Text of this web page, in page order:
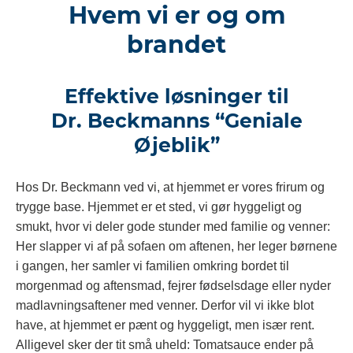
Hvem vi er og om
brandet
Effektive løsninger til
Dr. Beckmanns “Geniale
Øjeblik”
Hos Dr. Beckmann ved vi, at hjemmet er vores frirum og
trygge base. Hjemmet er et sted, vi gør hyggeligt og
smukt, hvor vi deler gode stunder med familie og venner:
Her slapper vi af på sofaen om aftenen, her leger børnene
i gangen, her samler vi familien omkring bordet til
morgenmad og aftensmad, fejrer fødselsdage eller nyder
madlavningsaftener med venner. Derfor vil vi ikke blot
have, at hjemmet er pænt og hyggeligt, men især rent.
Alligevel sker der tit små uheld: Tomatsauce ender på